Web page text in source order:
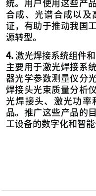
统。用户使用这些产
合成、光谱合成以及
证，有助于推动我国
源转型。
4. 激光焊接系统组件
主要用于激光焊接系
器光学参数测量仪分
焊接头光束质量分析
光焊接头、激光功率
品。推广这些产品的
工设备的数字化和智能